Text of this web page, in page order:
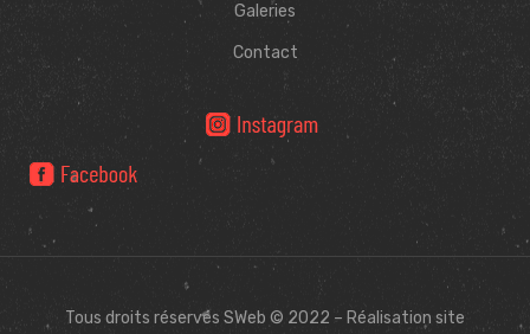
Galeries
Contact
Tous droits réservés SWeb © 2022 – Réalisation site